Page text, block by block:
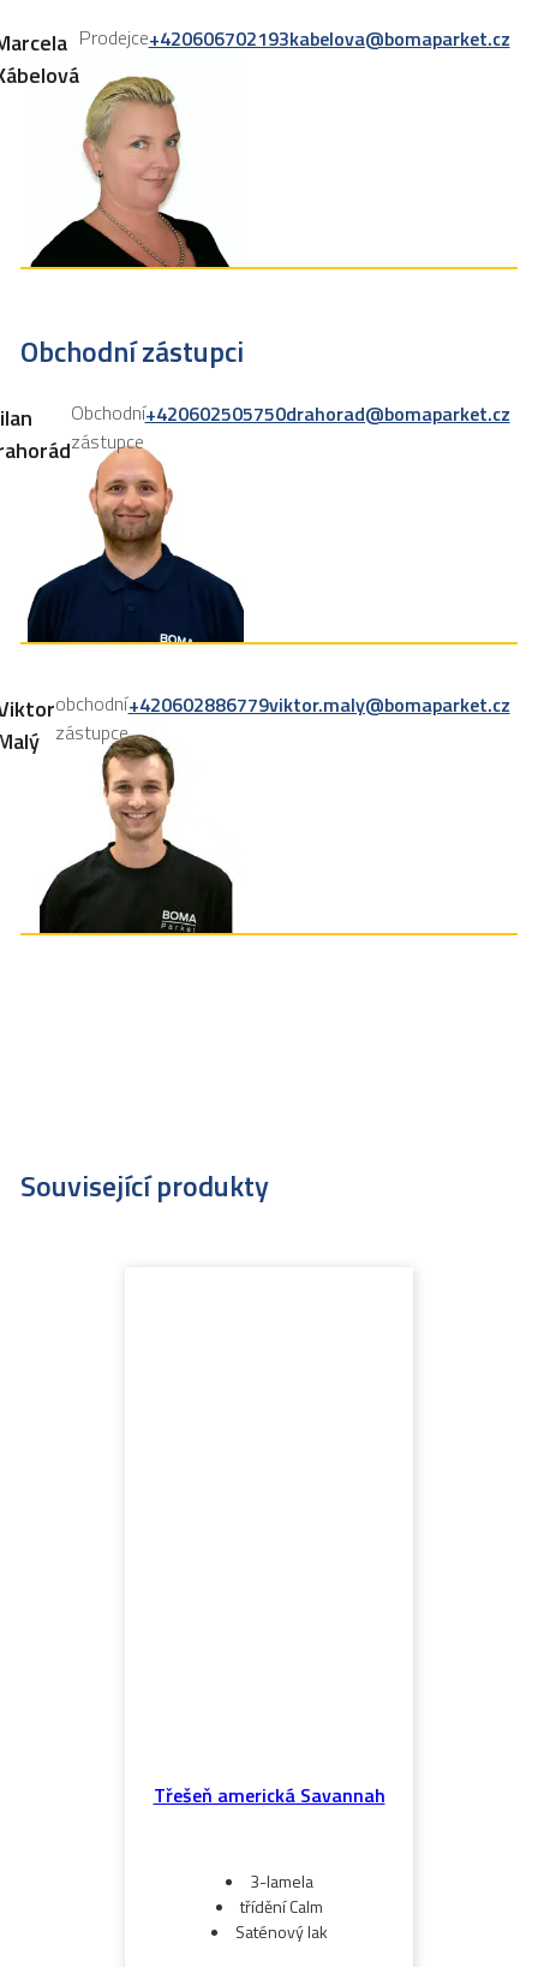
Prodejce+420606702193kabelova@bomaparket.cz
Obchodní zástupci
Obchodní
zástupce
+420602505750drahorad@bomaparket.cz
obchodní
zástupce
+420602886779viktor.maly@bomaparket.cz
Související produkty
Třešeň americká Savannah
3-lamela
třídění Calm
Saténový lak